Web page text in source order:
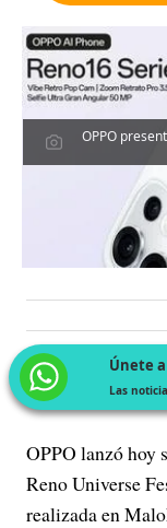
OPPO
Únete
Las
OPPO lanzó hoy
Reno Universe
realizada en